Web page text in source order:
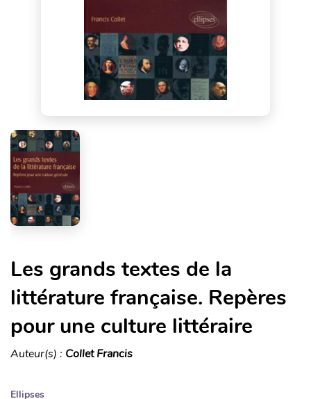
Les grands textes de la
littérature française. Repères
pour une culture littéraire
Auteur(s) : Collet Francis
Ellipses